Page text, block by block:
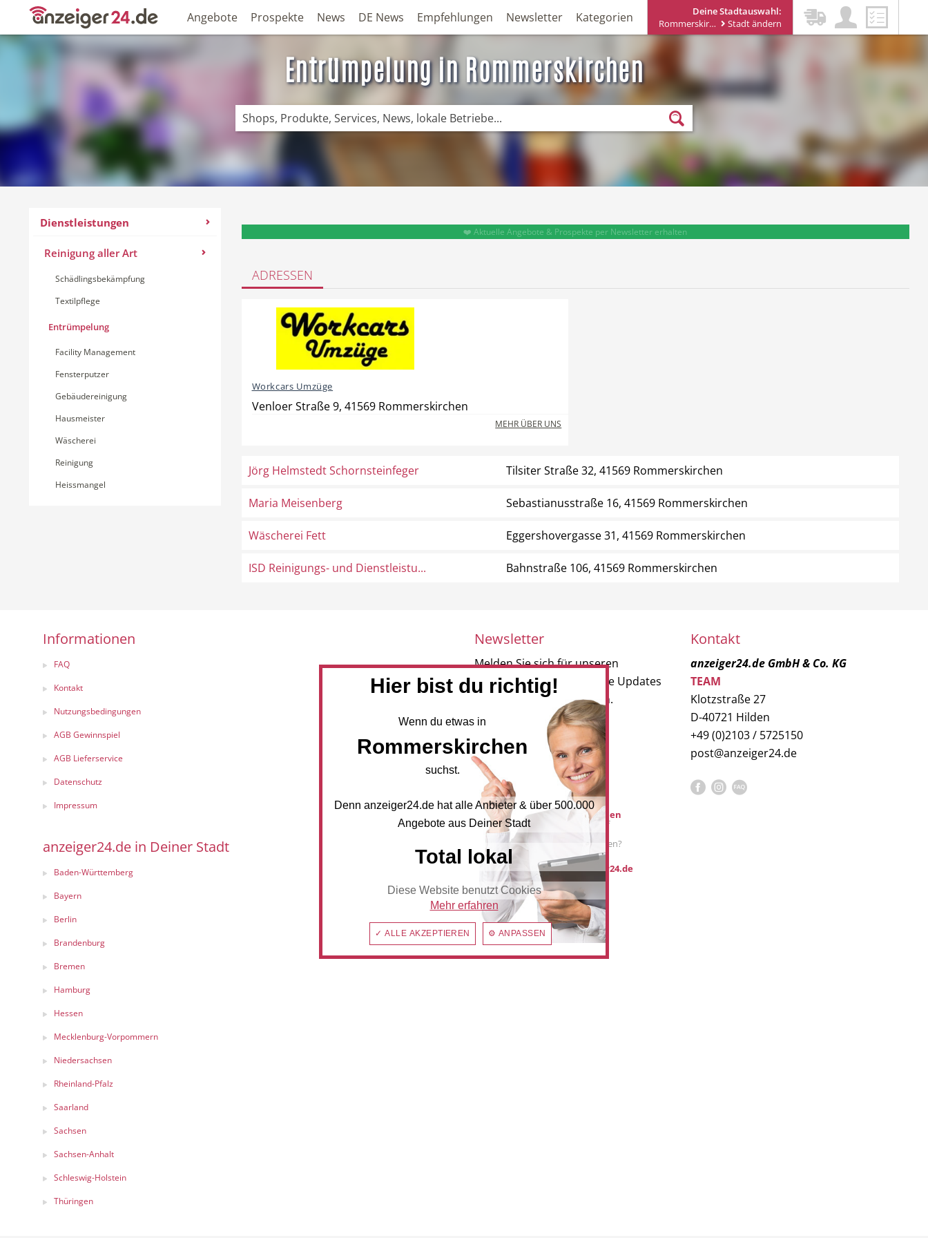
Deine Stadtauswahl:
Rommerskirchen
Stadt ändern
Angebote Prospekte News DE News Empfehlungen Newsletter Kategorien
Entrümpelung in Rommerskirchen
Dienstleistungen
Reinigung aller Art
Schädlingsbekämpfung
Textilpflege
Entrümpelung
Facility Management
Fensterputzer
Gebäudereinigung
Hausmeister
Wäscherei
Reinigung
Heissmangel
❤️ Aktuelle Angebote & Prospekte per Newsletter erhalten
ADRESSEN
Workcars Umzüge
Venloer Straße 9, 41569 Rommerskirchen
MEHR ÜBER UNS
Jörg Helmstedt Schornsteinfeger Tilsiter Straße 32, 41569 Rommerskirchen
Maria Meisenberg Sebastianusstraße 16, 41569 Rommerskirchen
Wäscherei Fett Eggershovergasse 31, 41569 Rommerskirchen
ISD Reinigungs- und Dienstleistu... Bahnstraße 106, 41569 Rommerskirchen
Informationen
FAQ
Kontakt
Nutzungsbedingungen
AGB Gewinnspiel
AGB Lieferservice
Datenschutz
Impressum
anzeiger24.de in Deiner Stadt
Baden-Württemberg
Bayern
Berlin
Brandenburg
Bremen
Hamburg
Hessen
Mecklenburg-Vorpommern
Niedersachsen
Rheinland-Pfalz
Saarland
Sachsen
Sachsen-Anhalt
Schleswig-Holstein
Thüringen
Newsletter
Melden Sie sich für unseren
Newsletter an, um neueste Updates
und Angebote zu erhalten.
NEWSLETTER BESTELLEN
Mediadaten
Werbung buchen
Sie möchten auf
anzeiger24.de
Werbung schalten?
post@anzeiger24.de
Kontakt
anzeiger24.de GmbH & Co. KG
TEAM
Klotzstraße 27
D-40721 Hilden
+49 (0)2103 / 5725150
post@anzeiger24.de
Hier bist du richtig!
Wenn du etwas in
Rommerskirchen
suchst.
Denn anzeiger24.de hat alle Anbieter & über 500.000
Angebote aus Deiner Stadt
Total lokal
Diese Website benutzt Cookies
Mehr erfahren
✓ ALLE AKZEPTIEREN ⚙ ANPASSEN